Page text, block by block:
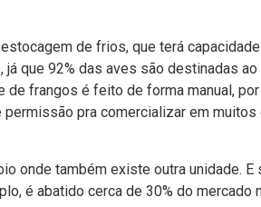
de frios, que terá
que 92% das aves são destinadas ao
frangos é feito de forma manual,
pra comercializar em
onde também existe outra unidade.
é abatido cerca de 30% do mercado